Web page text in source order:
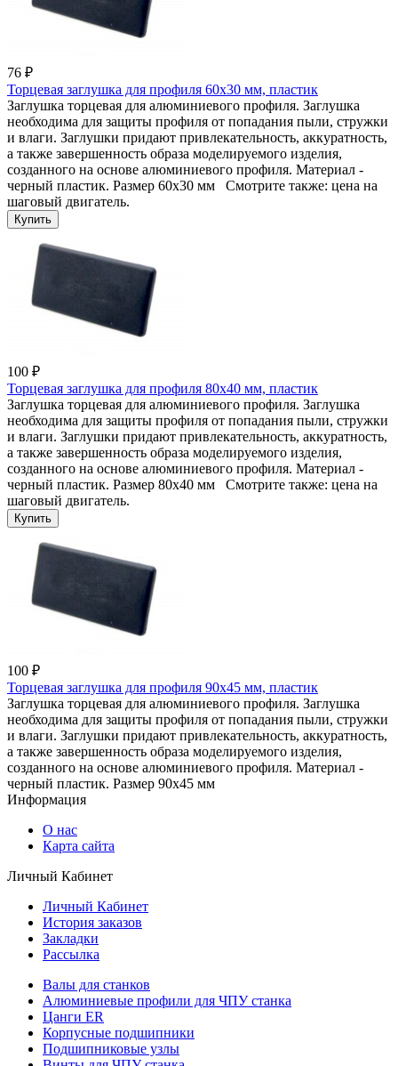
76 ₽
Торцевая заглушка для профиля 60x30 мм, пластик
Заглушка торцевая для алюминиевого профиля. Заглушка
необходима для защиты профиля от попадания пыли, стружки
и влаги. Заглушки придают привлекательность, аккуратность,
а также завершенность образа моделируемого изделия,
созданного на основе алюминиевого профиля. Материал -
черный пластик. Размер 60x30 мм Смотрите также: цена на
шаговый двигатель.
100 ₽
Торцевая заглушка для профиля 80x40 мм, пластик
Заглушка торцевая для алюминиевого профиля. Заглушка
необходима для защиты профиля от попадания пыли, стружки
и влаги. Заглушки придают привлекательность, аккуратность,
а также завершенность образа моделируемого изделия,
созданного на основе алюминиевого профиля. Материал -
черный пластик. Размер 80x40 мм Смотрите также: цена на
шаговый двигатель.
100 ₽
Торцевая заглушка для профиля 90x45 мм, пластик
Заглушка торцевая для алюминиевого профиля. Заглушка
необходима для защиты профиля от попадания пыли, стружки
и влаги. Заглушки придают привлекательность, аккуратность,
а также завершенность образа моделируемого изделия,
созданного на основе алюминиевого профиля. Материал -
черный пластик. Размер 90x45 мм
Информация
О нас
Карта сайта
Личный Кабинет
Личный Кабинет
История заказов
Закладки
Рассылка
Валы для станков
Алюминиевые профили для ЧПУ станка
Цанги ER
Корпусные подшипники
Подшипниковые узлы